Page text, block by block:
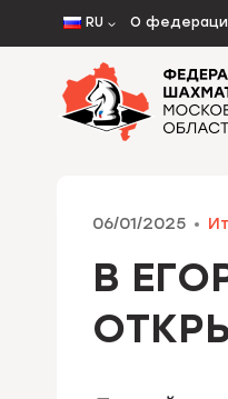
Перейти
к
содержимому
RU О
06/01/2025
В